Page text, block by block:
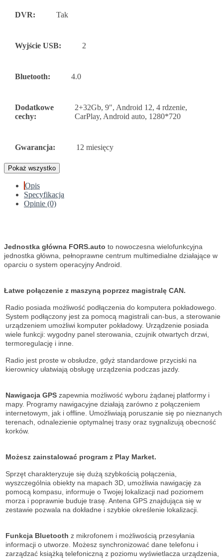
DVR: Tak
Wyjście USB: 2
Bluetooth: 4.0
Dodatkowe
cechy:
2+32Gb, 9", Android 12, 4 rdzenie,
CarPlay, Android auto, 1280*720
Gwarancja: 12 miesięcy
Pokaż wszystko
Opis
Specyfikacja
Opinie (0)
Jednostka główna FORS.auto to nowoczesna wielofunkcyjna
jednostka główna, pełnoprawne centrum multimedialne działające w
oparciu o system operacyjny Android.
Łatwe połączenie z maszyną poprzez magistralę CAN.
Radio posiada możliwość podłączenia do komputera pokładowego.
System podłączony jest za pomocą magistrali can-bus, a sterowanie
urządzeniem umożliwi komputer pokładowy. Urządzenie posiada
wiele funkcji: wygodny panel sterowania, czujnik otwartych drzwi,
termoregulację i inne.
Radio jest proste w obsłudze, gdyż standardowe przyciski na
kierownicy ułatwiają obsługę urządzenia podczas jazdy.
Nawigacja GPS zapewnia możliwość wyboru żądanej platformy i
mapy. Programy nawigacyjne działają zarówno z połączeniem
internetowym, jak i offline. Umożliwiają poruszanie się po nieznanych
terenach, odnalezienie optymalnej trasy oraz sygnalizują obecność
korków.
Możesz zainstalować program z Play Market.
Sprzęt charakteryzuje się dużą szybkością połączenia,
wyszczególnia obiekty na mapach 3D, umożliwia nawigację za
pomocą kompasu, informuje o Twojej lokalizacji nad poziomem
morza i poprawnie buduje trasę. Antena GPS znajdująca się w
zestawie pozwala na dokładne i szybkie określenie lokalizacji.
Funkcja Bluetooth z mikrofonem i możliwością przesyłania
informacji o utworze. Możesz synchronizować dane telefonu i
zarządzać książką telefoniczną z poziomu wyświetlacza urządzenia,